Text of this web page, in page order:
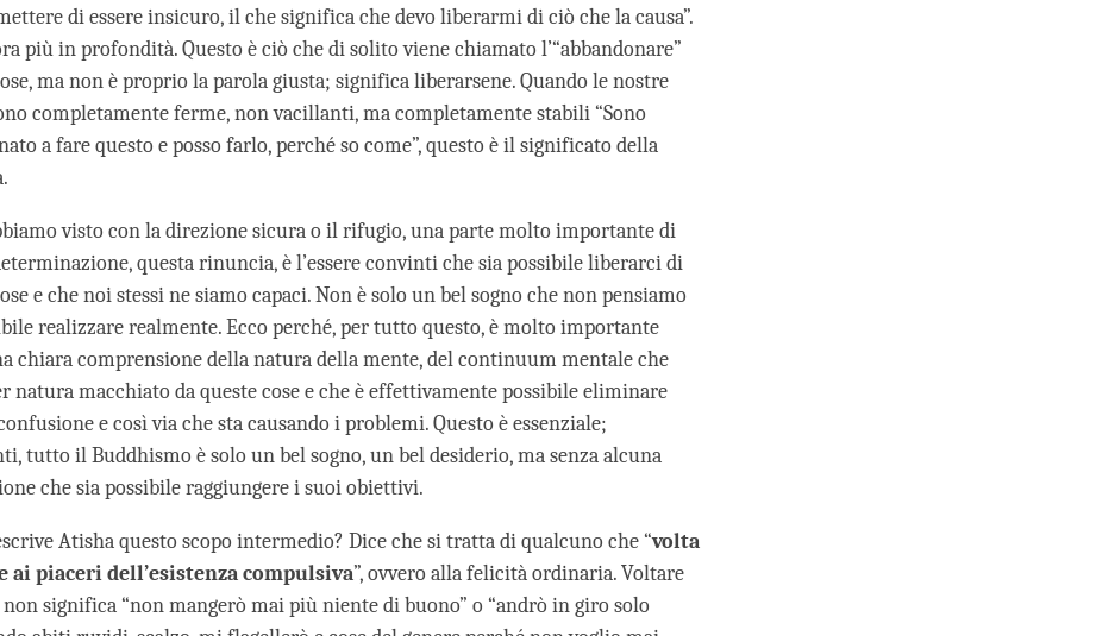
di essere insicuro, il che significa che devo liberarmi di ciò che la causa”.
più in profondità. Questo è ciò che di solito viene chiamato l’“abbandonare”
ma non è proprio la parola giusta; significa liberarsene. Quando le nostre
completamente ferme, non vacillanti, ma completamente stabili “Sono
a fare questo e posso farlo, perché so come”, questo è il significato della
visto con la direzione sicura o il rifugio, una parte molto importante di
questa rinuncia, è l’essere convinti che sia possibile liberarci di
e che noi stessi ne siamo capaci. Non è solo un bel sogno che non pensiamo
realizzare realmente. Ecco perché, per tutto questo, è molto importante
chiara comprensione della natura della mente, del continuum mentale che
natura macchiato da queste cose e che è effettivamente possibile eliminare
e così via che sta causando i problemi. Questo è essenziale;
tutto il Buddhismo è solo un bel sogno, un bel desiderio, ma senza alcuna
che sia possibile raggiungere i suoi obiettivi.
Atisha questo scopo intermedio? Dice che si tratta di qualcuno che “volta
ai piaceri dell’esistenza compulsiva”, ovvero alla felicità ordinaria. Voltare
non significa “non mangerò mai più niente di buono” o “andrò in giro solo